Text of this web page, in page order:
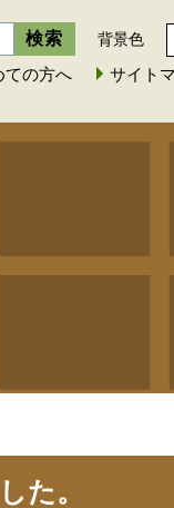
背景色
ての方へ サイト
た。